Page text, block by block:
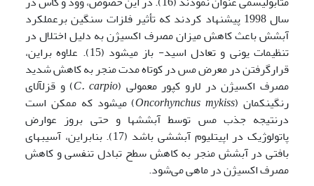
سال 1998 پیشنهاد کردند که تأثیر فلزات سنگین برعملکرد
آبشش باعث کاهش میزان مصرف اکسیژن به دلیل اختلال در
تنظیمات یونی و تعادل اسید- باز می­شود (15). علاوه براین،
قرارگرفتن در معرض مس در کوتاه مدت منجر به کاهش شدید
مصرف اکسیژن در لارو کپور معمولی (C. carpio) و قزل­آلای
رنگین­کمان (Oncorhynchus mykiss) می­شود که ممکن است
در­نتیجه جذب مس توسط آبشش­ها و حتی بروز عوارض
پاتولوژیک در اپیتلیوم آبششی باشد (17). بنابراین، آسیب­های
بافتی در آبشش منجر به کاهش سطح تبادل تنفسی و کاهش
مصرف اکسیژن در ماهی می‌شود.